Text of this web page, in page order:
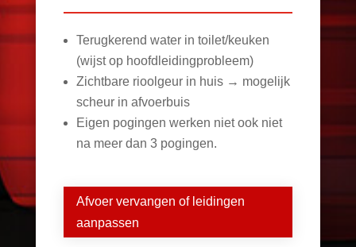
Terugkerend water in toilet/keuken
(wijst op hoofdleidingprobleem)
Zichtbare rioolgeur in huis → mogelijk
scheur in afvoerbuis
Eigen pogingen werken niet ook niet
na meer dan 3 pogingen.
Afvoer vervangen of leidingen
aanpassen